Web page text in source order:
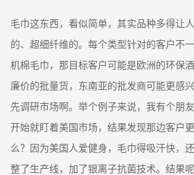
毛巾这东西，看似简单，其实品种多得让
的、超细纤维的。每个类型针对的客户不
机棉毛巾，那目标客户可能是欧洲的环保
廉价的批量货，东南亚的批发商可能更感
先调研市场啊。举个例子来说，我有个朋
开始就盯着美国市场，结果发现那边客户
么？因为美国人爱健身，毛巾得吸汗快，
整了生产线，加了银离子抗菌技术。结果呢